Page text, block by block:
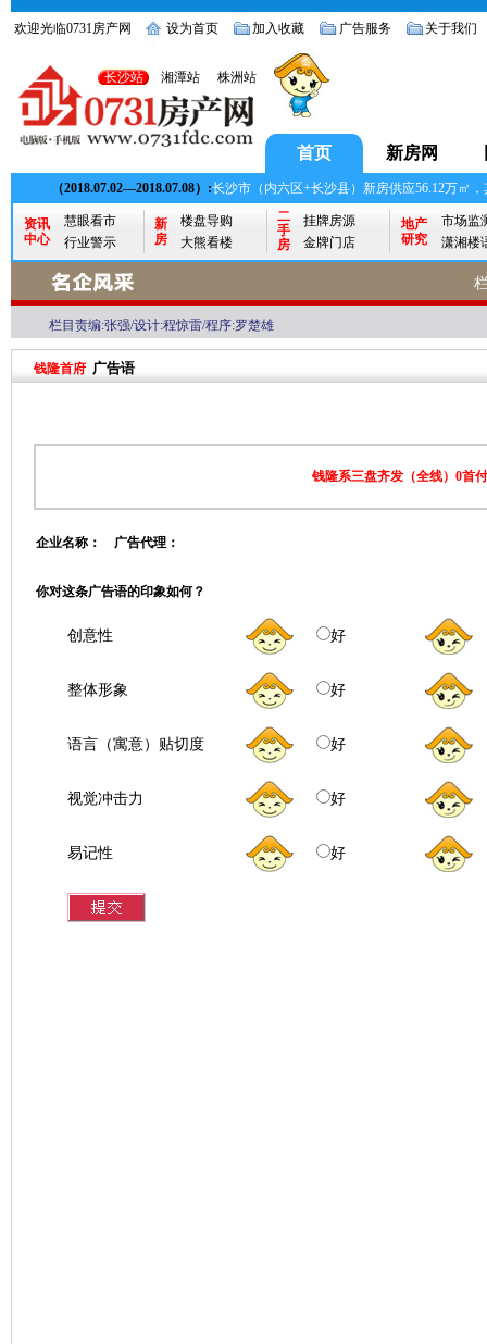
欢迎光临0731房产网 设为首页 加入收藏 广告服务 关于我们
长沙站 湘潭站 株洲站
首页 新房网
（2018.07.02—2018.07.08）:长沙市（内六区+长沙县）新房供应56.12万㎡
资讯
中心
慧眼看市
行业警示
新
房
楼盘导购
大熊看楼
二
手
房
挂牌房源
金牌门店
地产
研究
市场监
潇湘楼
栏目责编:张强/设计:程惊雷/程序:罗楚雄
钱隆首府 广告语
钱隆系三盘齐发（全线）0首付
企业名称： 广告代理：
你对这条广告语的印象如何？
创意性 好
整体形象 好
语言（寓意）贴切度 好
视觉冲击力 好
易记性 好